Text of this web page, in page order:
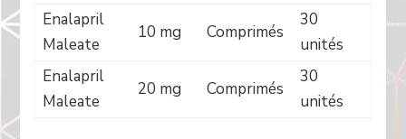
Enalapril
Maleate
10 mg Comprimés
30
unités
Enalapril
Maleate
20 mg Comprimés
30
unités